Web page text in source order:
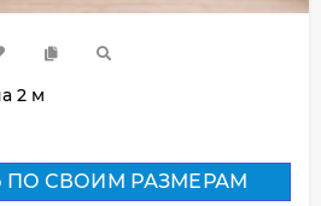
2 м
ПО СВОИМ РАЗМЕРАМ